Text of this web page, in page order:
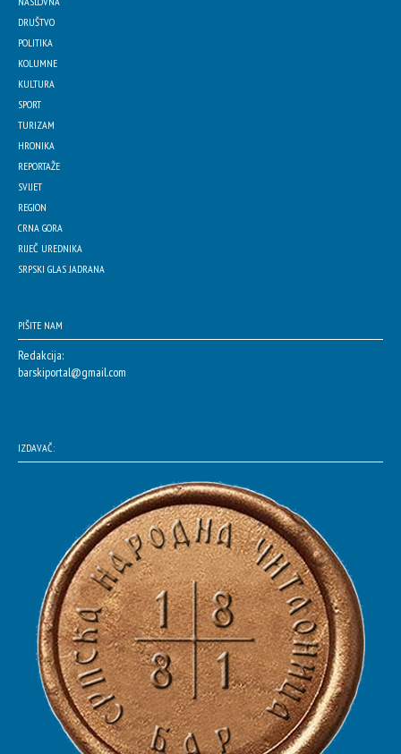
DRUŠTVO
POLITIKA
KOLUMNE
KULTURA
SPORT
TURIZAM
HRONIKA
REPORTAŽE
SVIJET
REGION
CRNA GORA
RIJEČ UREDNIKA
SRPSKI GLAS JADRANA
PIŠITE NAM
Redakcija:
barskiportal@gmail.com
IZDAVAČ: